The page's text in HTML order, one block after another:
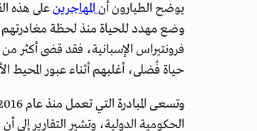
يوضح الطيارون أنالمهاجرينعلى هذه
وضع مهدد للحياة منذ لحظة مغادرتهم
حياة فُضلى، أغلبهم أثناء عبور المحيط
الحكومية الدولية، وتشير التقارير